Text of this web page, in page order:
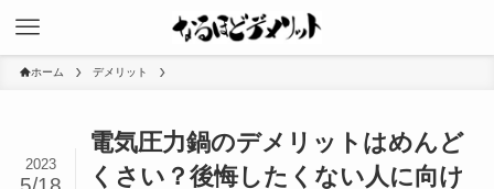
ホーム デメリット
電気圧力鍋のデメリットはめんど
くさい？後悔したくない人に向け
2023